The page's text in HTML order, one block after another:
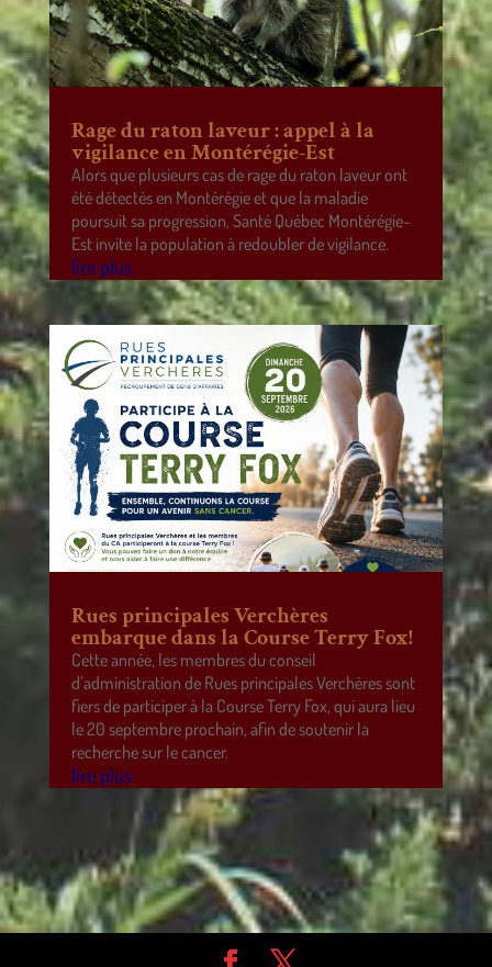
Rage du raton laveur : appel à la
vigilance en Montérégie-Est
Alors que plusieurs cas de rage du raton laveur ont
été détectés en Montérégie et que la maladie
poursuit sa progression, Santé Québec Montérégie-
Est invite la population à redoubler de vigilance.
lire plus
Rues principales Verchères
embarque dans la Course Terry Fox!
Cette année, les membres du conseil
d’administration de Rues principales Verchères sont
fiers de participer à la Course Terry Fox, qui aura lieu
le 20 septembre prochain, afin de soutenir la
recherche sur le cancer.
lire plus